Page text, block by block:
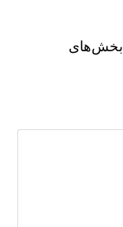
بخش‌های